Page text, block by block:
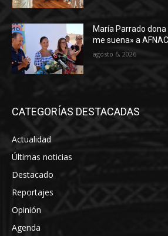
María Parrado
me suena» a
agosto 6, 2026
CATEGORÍAS DESTACADAS
Actualidad
Últimas noticias
Destacado
Reportajes
Opinión
Agenda